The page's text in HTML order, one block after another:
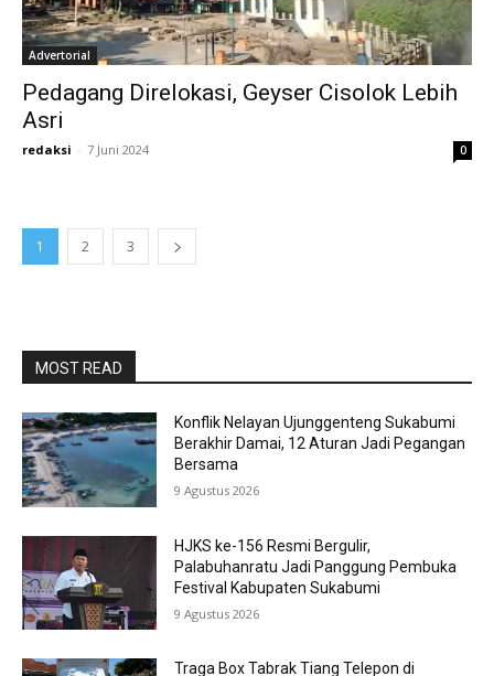
Advertorial
Pedagang Direlokasi, Geyser Cisolok Lebih
Asri
redaksi - 7 Juni 2024 0
1 2 3
MOST READ
Konflik Nelayan Ujunggenteng Sukabumi
Berakhir Damai, 12 Aturan Jadi Pegangan
Bersama
9 Agustus 2026
HJKS ke-156 Resmi Bergulir,
Palabuhanratu Jadi Panggung Pembuka
Festival Kabupaten Sukabumi
9 Agustus 2026
Traga Box Tabrak Tiang Telepon di